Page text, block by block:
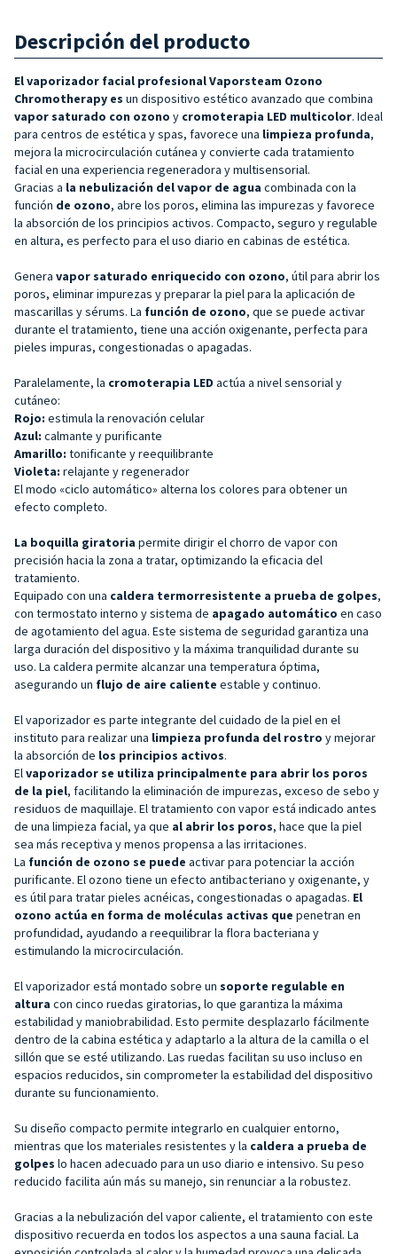
Descripción del producto
El vaporizador facial profesional Vaporsteam Ozono
Chromotherapy es un dispositivo estético avanzado que combina
vapor saturado con ozono y cromoterapia LED multicolor. Ideal
para centros de estética y spas, favorece una limpieza profunda,
mejora la microcirculación cutánea y convierte cada tratamiento
facial en una experiencia regeneradora y multisensorial.
Gracias a la nebulización del vapor de agua combinada con la
función de ozono, abre los poros, elimina las impurezas y favorece
la absorción de los principios activos. Compacto, seguro y regulable
en altura, es perfecto para el uso diario en cabinas de estética.
Genera vapor saturado enriquecido con ozono, útil para abrir los
poros, eliminar impurezas y preparar la piel para la aplicación de
mascarillas y sérums. La función de ozono, que se puede activar
durante el tratamiento, tiene una acción oxigenante, perfecta para
pieles impuras, congestionadas o apagadas.
Paralelamente, la cromoterapia LED actúa a nivel sensorial y
cutáneo:
Rojo: estimula la renovación celular
Azul: calmante y purificante
Amarillo: tonificante y reequilibrante
Violeta: relajante y regenerador
El modo «ciclo automático» alterna los colores para obtener un
efecto completo.
La boquilla giratoria permite dirigir el chorro de vapor con
precisión hacia la zona a tratar, optimizando la eficacia del
tratamiento.
Equipado con una caldera termorresistente a prueba de golpes,
con termostato interno y sistema de apagado automático en caso
de agotamiento del agua. Este sistema de seguridad garantiza una
larga duración del dispositivo y la máxima tranquilidad durante su
uso. La caldera permite alcanzar una temperatura óptima,
asegurando un flujo de aire caliente estable y continuo.
El vaporizador es parte integrante del cuidado de la piel en el
instituto para realizar una limpieza profunda del rostro y mejorar
la absorción de los principios activos.
El vaporizador se utiliza principalmente para abrir los poros
de la piel, facilitando la eliminación de impurezas, exceso de sebo y
residuos de maquillaje. El tratamiento con vapor está indicado antes
de una limpieza facial, ya que al abrir los poros, hace que la piel
sea más receptiva y menos propensa a las irritaciones.
La función de ozono se puede activar para potenciar la acción
purificante. El ozono tiene un efecto antibacteriano y oxigenante, y
es útil para tratar pieles acnéicas, congestionadas o apagadas. El
ozono actúa en forma de moléculas activas que penetran en
profundidad, ayudando a reequilibrar la flora bacteriana y
estimulando la microcirculación.
El vaporizador está montado sobre un soporte regulable en
altura con cinco ruedas giratorias, lo que garantiza la máxima
estabilidad y maniobrabilidad. Esto permite desplazarlo fácilmente
dentro de la cabina estética y adaptarlo a la altura de la camilla o el
sillón que se esté utilizando. Las ruedas facilitan su uso incluso en
espacios reducidos, sin comprometer la estabilidad del dispositivo
durante su funcionamiento.
Su diseño compacto permite integrarlo en cualquier entorno,
mientras que los materiales resistentes y la caldera a prueba de
golpes lo hacen adecuado para un uso diario e intensivo. Su peso
reducido facilita aún más su manejo, sin renunciar a la robustez.
Gracias a la nebulización del vapor caliente, el tratamiento con este
dispositivo recuerda en todos los aspectos a una sauna facial. La